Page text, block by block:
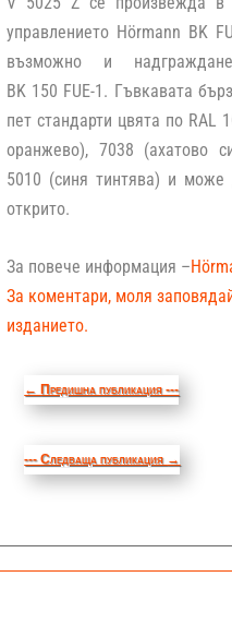
управлението Hörmann BK
възможно и
BK 150 FUE-1. Гъвкавата
пет стандарти цвята по RAL
оранжево), 7038 (ахатово
5010 (синя тинтява) и
открито.
За повече информация –
За коментари, моля
изданието.
←Предишна публикация ---
--- Следваща публикация →